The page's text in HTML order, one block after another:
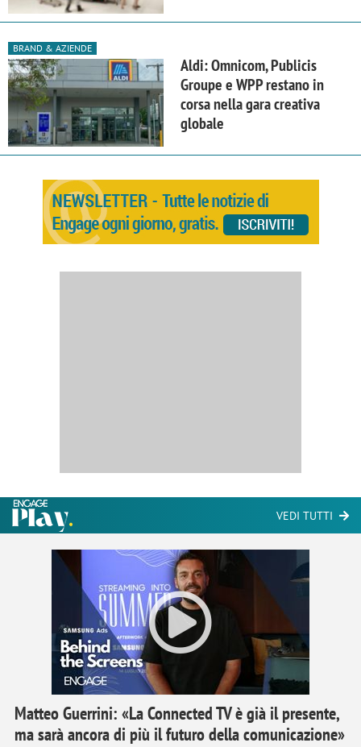
BRAND & AZIENDE
Aldi: Omnicom, Publicis
Groupe e WPP restano in
corsa nella gara creativa
globale
VEDI TUTTI
Matteo Guerrini: «La Connected TV è già il presente,
ma sarà ancora di più il futuro della comunicazione»